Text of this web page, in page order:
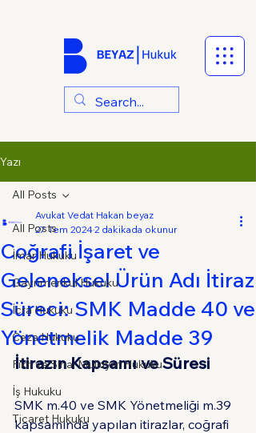
Yazı
All Posts
İmar Hukuku
Gayrimenkul Hukuku
İcra Hukuku
Ceza Hukuku
Fikri ve Sınai Mülkiyet Hukuku
İş Hukuku
Ticaret Hukuku
All Posts
Coğrafi İşaret ve
Geleneksel Ürün Adı İtiraz
Süreci: SMK Madde 40 ve
Yönetmelik Madde 39
Avukat Vedat Hakan beyaz
27 Tem 20242 dakikada okunur
İtirazın Kapsamı ve Süresi
SMK m.40 ve SMK Yönetmeliği m.39
kapsamında yapılan itirazlar, coğrafi